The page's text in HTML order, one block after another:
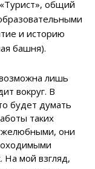
общий
и историю
башня).
лишь
вокруг. В
будет думать
таких
они
На мой взгляд,